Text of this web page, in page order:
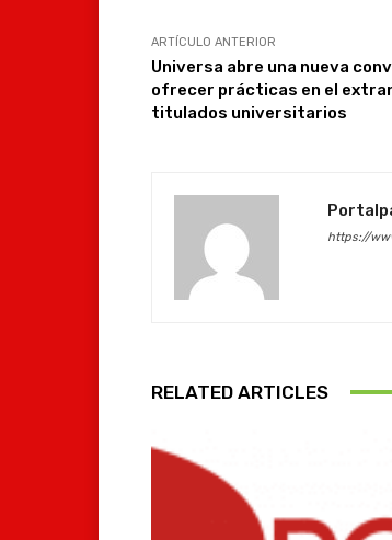
ARTÍCULO ANTERIOR
Universa abre una nueva
ofrecer prácticas en el
titulados universitarios
https://
RELATED ARTICLES